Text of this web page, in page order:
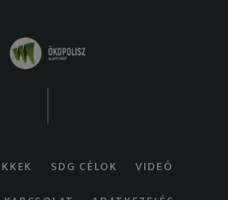
SDG CÉLOK
VIDEÓ